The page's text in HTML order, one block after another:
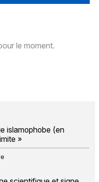
le moment.
islamophobe (en
»